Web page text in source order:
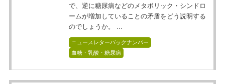
で、逆に糖尿病などのメタボリック・シンドロ
ームが増加していることの矛盾をどう説明する
のでしょうか。 ...
ニュースレターバックナンバー
血糖・乳酸・糖尿病